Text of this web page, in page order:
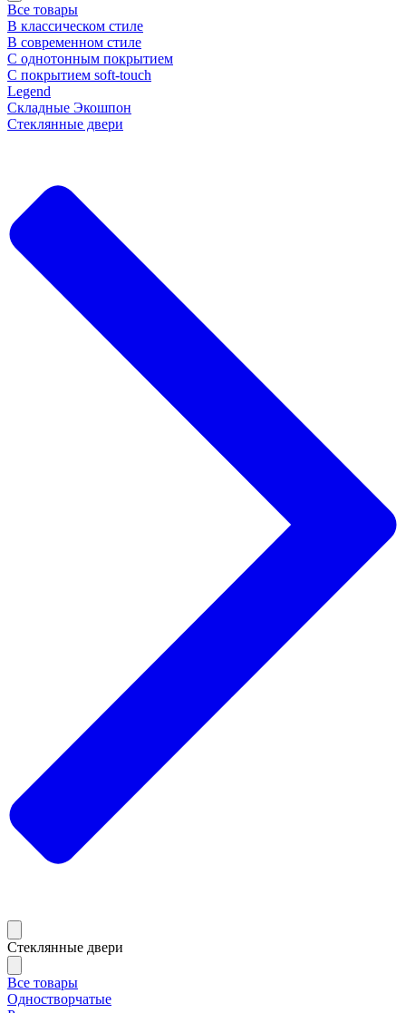
Все товары
В классическом стиле
В современном стиле
С однотонным покрытием
С покрытием soft-touch
Legend
Складные Экошпон
Стеклянные двери
Стеклянные двери
Все товары
Одностворчатые